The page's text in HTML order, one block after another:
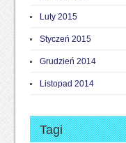
Luty 2015
Styczeń 2015
Grudzień 2014
Listopad 2014
Tagi